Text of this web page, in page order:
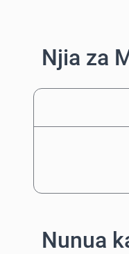
Njia za
Nunua